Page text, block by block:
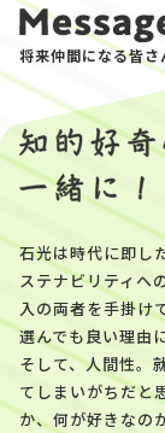
将来仲間になる皆
石光は時代に即し
ステナビリティへ
入の両者を手掛け
選んでも良い理由
そして、人間性。
てしまいがちだと
か、何が好きなの